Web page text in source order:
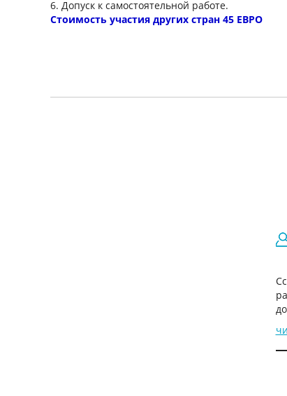
6. Допуск к самостоятельной работе.
Стоимость участия других стран 45 ЕВРО